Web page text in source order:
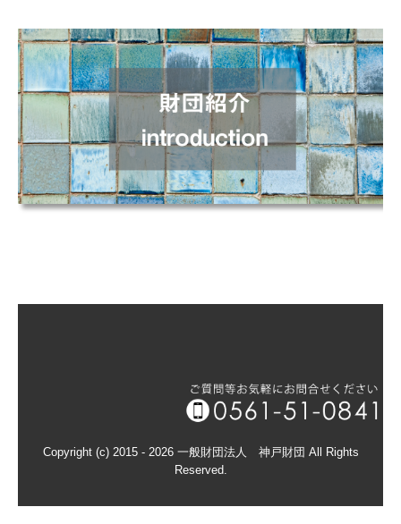
Copyright (c) 2015 - 2026 一般財団法人 神戸財団 All Rights
Reserved.